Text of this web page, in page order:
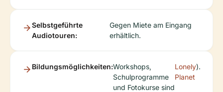
Selbstgeführte
Audiotouren:
Gegen Miete am Eingang
erhältlich.
Bildungsmöglichkeiten:Workshops,
Schulprogramme
und Fotokurse sind
Lonely
Planet
).